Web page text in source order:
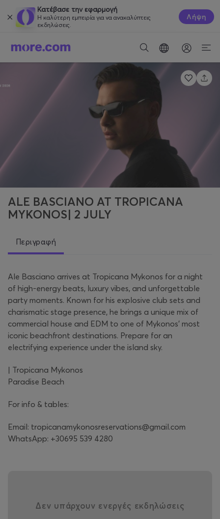
Κατέβασε την εφαρμογή
Η καλύτερη εμπειρία για να ανακαλύπτεις
εκδηλώσεις.
Λήψη
ALE BASCIANO AT TROPICANA
MYKONOS| 2 JULY
Περιγραφή
Ale Basciano arrives at Tropicana Mykonos for a night
of high-energy beats, luxury vibes, and unforgettable
party moments. Known for his explosive club sets and
charismatic stage presence, he brings a unique mix of
commercial house and EDM to one of Mykonos’ most
iconic beachfront destinations. Prepare for an
electrifying experience under the island sky.
| Tropicana Mykonos
Paradise Beach
For info & tables:
Email: tropicanamykonosreservations@gmail.com
WhatsApp: +30695 539 4280
Δεν υπάρχουν ενεργές εκδηλώσεις